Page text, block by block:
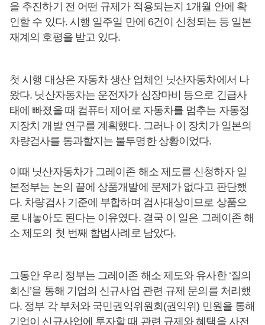
을 추진하기 전 어떤 규제가 적용되는지 1개월 안에 확
인할 수 있다. 시행 일주일 만에 6건이 신청되는 등 일본
재계의 호평을 받고 있다.
첫 시행 대상은 자동차 생산 업체인 닛산자동차에서 나
왔다. 닛산자동차는 운전자가 심장마비 등으로 긴급사
태에 빠졌을 때 컴퓨터 제어로 자동차를 멈추는 자동정
지장치 개발 연구를 계획했다. 그러나 이 장치가 일본의
차량검사를 통과할지는 불투명한 상황이었다.
이때 닛산자동차가 그레이존 해소 제도를 신청하자 일
본정부는 논의 끝에 상품개발에 문제가 없다고 판단했
다. 차량검사 기준에 부합하며 검사대상이므로 상품으
로 내놓아도 된다는 이유였다. 결국 이 일은 그레이존 해
소 제도의 첫 번째 합법사례로 남았다.
그동안 우리 정부는 그레이존 해소 제도와 유사한 ‘질의
회신’을 통해 기업의 신규사업 관련 규제 문의를 처리했
다. 정부 각 부처와 국민권익위원회(권익위) 민원을 통해
기업이 신규사업에 투자할 때 관련 규제와 혜택을 사전